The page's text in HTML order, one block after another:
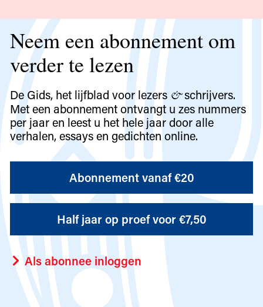
Neem een abonnement om
verder te lezen
De Gids, het lijfblad voor lezers &schrijvers.
Met een abonnement ontvangt u zes nummers
per jaar en leest u het hele jaar door alle
verhalen, essays en gedichten online.
Abonnement vanaf €20
Half jaar op proef voor €7,50
Als abonnee inloggen